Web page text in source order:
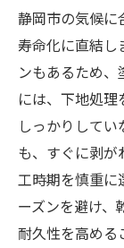
静岡市の気候に
寿命化に直結し
ンもあるため
には、下地処
しっかりして
も、すぐに剥が
工時期を慎重に
ーズンを避け、
耐久性を高める